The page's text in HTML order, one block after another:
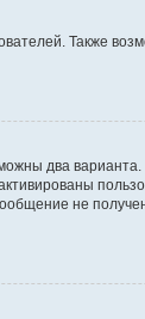
Также
два
не